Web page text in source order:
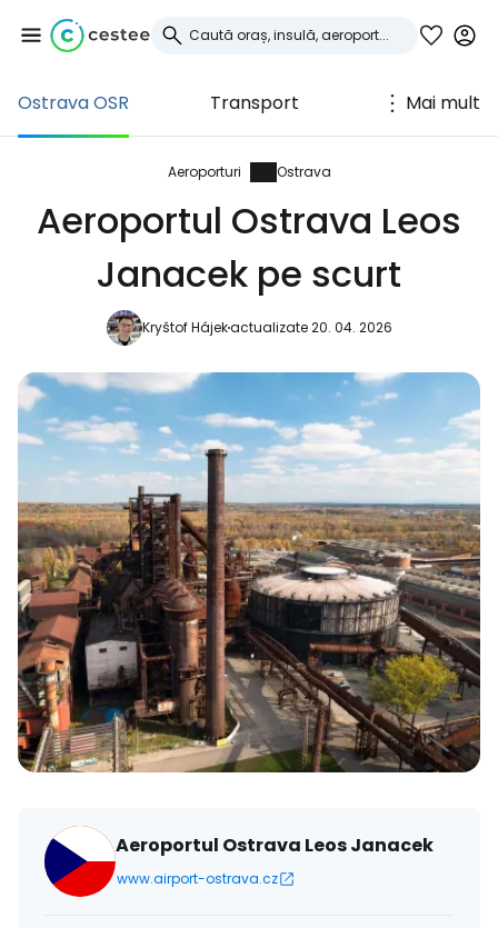
Ostrava OSR Transport Mai mult
Aeroporturi Ostrava
Aeroportul Ostrava Leos
Janacek pe scurt
Kryštof Hájekactualizate 20. 04. 2026
Aeroportul Ostrava Leos Janacek
www.airport-ostrava.cz
Conectați-vă la
Cestee
... comunitatea mondială a călătorilor
Continuați cu Google
Continuați cu Facebook
Continuați cu e-mailul